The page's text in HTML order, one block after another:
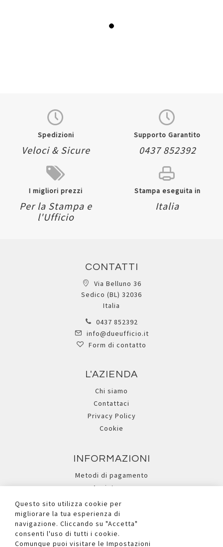
Spedizioni
Veloci & Sicure
Supporto Garantito
0437 852392
I migliori prezzi
Per la Stampa e
l'Ufficio
Stampa eseguita in
Italia
CONTATTI
Via Belluno 36
Sedico (BL) 32036
Italia
0437 852392
info@dueufficio.it
Form di contatto
L'AZIENDA
Chi siamo
Contattaci
Privacy Policy
Cookie
INFORMAZIONI
Metodi di pagamento
Assistenza
Ricerca avanzata
I NOSTRI SOCIAL
Questo sito utilizza cookie per
migliorare la tua esperienza di
navigazione. Cliccando su "Accetta"
consenti l'uso di tutti i cookie.
Comunque puoi visitare le Impostazioni